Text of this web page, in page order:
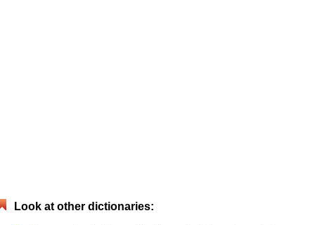
Look at other dictionaries: